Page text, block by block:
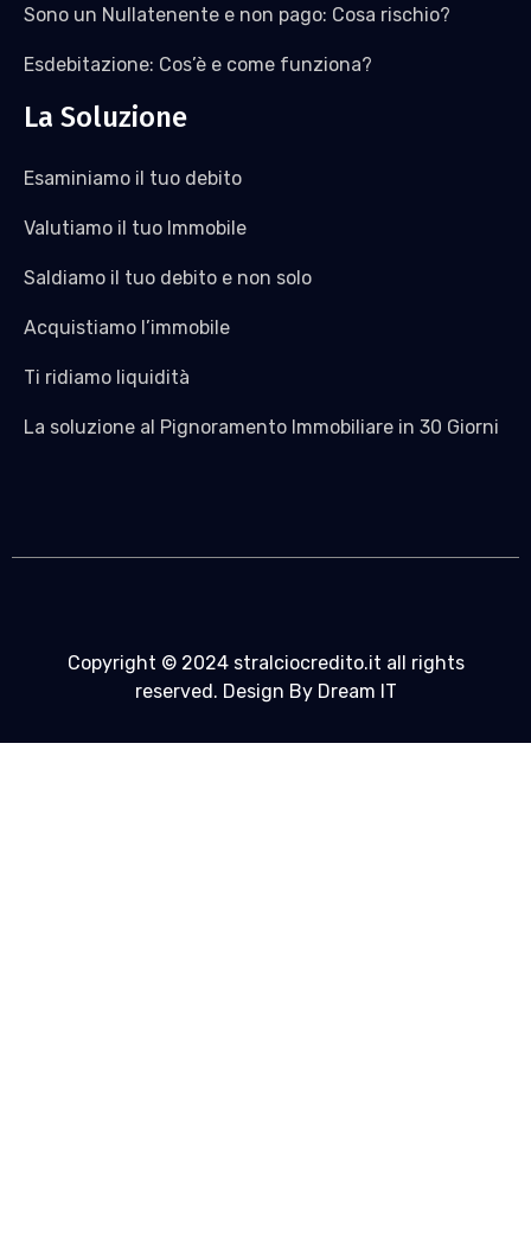
Sono un Nullatenente e non pago: Cosa rischio?
Esdebitazione: Cos’è e come funziona?
La Soluzione
Esaminiamo il tuo debito
Valutiamo il tuo Immobile
Saldiamo il tuo debito e non solo
Acquistiamo l’immobile
Ti ridiamo liquidità
La soluzione al Pignoramento Immobiliare in 30 Giorni
Copyright © 2024 stralciocredito.it all rights
reserved. Design By Dream IT